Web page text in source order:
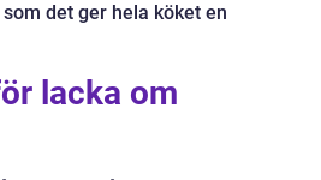
det ger hela köket en
lacka om